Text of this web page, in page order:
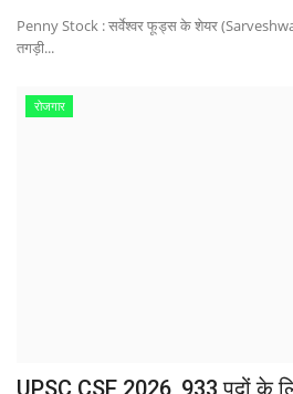
Penny Stock : सर्वेश्वर फूड्स के शेयर
तगड़ी...
रोजगार
UPSC CSE 2026, 933 पदों के